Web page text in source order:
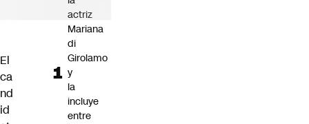
El
ca
nd
id
actriz
Mariana
di
Girolamo
y
la
incluye
entre